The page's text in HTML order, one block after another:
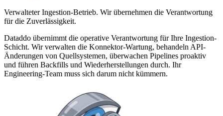
Verwalteter Ingestion-Betrieb. Wir übernehmen die Verantwortung
für die Zuverlässigkeit.
Dataddo übernimmt die operative Verantwortung für Ihre Ingestion-
Schicht. Wir verwalten die Konnektor-Wartung, behandeln API-
Änderungen von Quellsystemen, überwachen Pipelines proaktiv
und führen Backfills und Wiederherstellungen durch. Ihr
Engineering-Team muss sich darum nicht kümmern.